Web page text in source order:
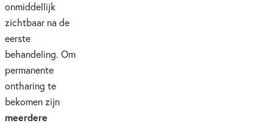
onmiddellijk
zichtbaar na de
eerste
behandeling. Om
permanente
ontharing te
bekomen zijn
meerdere